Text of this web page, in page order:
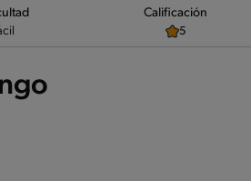
Calificación
5